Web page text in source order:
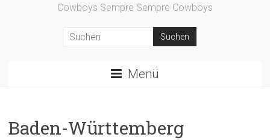
Cowboys Sempre Sempre Cowboys
Menü
Baden-Württemberg